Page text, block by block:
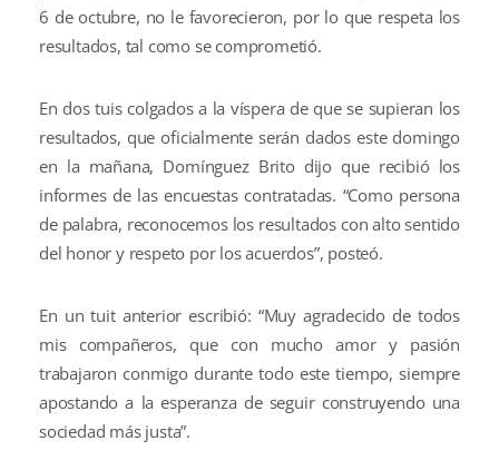
6 de octubre, no le favorecieron, por lo que respeta los
resultados, tal como se comprometió.
En dos tuis colgados a la víspera de que se supieran los
resultados, que oficialmente serán dados este domingo
en la mañana, Domínguez Brito dijo que recibió los
informes de las encuestas contratadas. “Como persona
de palabra, reconocemos los resultados con alto sentido
del honor y respeto por los acuerdos”, posteó.
En un tuit anterior escribió: “Muy agradecido de todos
mis compañeros, que con mucho amor y pasión
trabajaron conmigo durante todo este tiempo, siempre
apostando a la esperanza de seguir construyendo una
sociedad más justa”.